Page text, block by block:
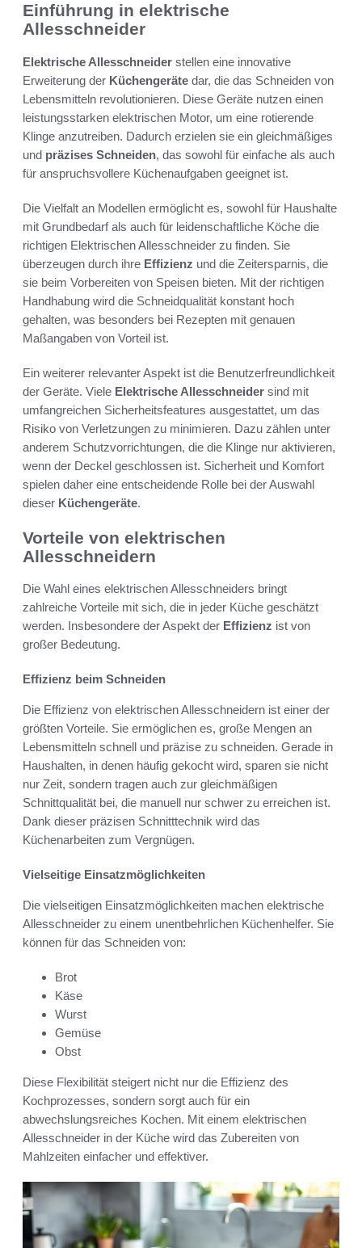
Einführung in elektrische
Allesschneider
Elektrische Allesschneider stellen eine innovative
Erweiterung der Küchengeräte dar, die das Schneiden von
Lebensmitteln revolutionieren. Diese Geräte nutzen einen
leistungsstarken elektrischen Motor, um eine rotierende
Klinge anzutreiben. Dadurch erzielen sie ein gleichmäßiges
und präzises Schneiden, das sowohl für einfache als auch
für anspruchsvollere Küchenaufgaben geeignet ist.
Die Vielfalt an Modellen ermöglicht es, sowohl für Haushalte
mit Grundbedarf als auch für leidenschaftliche Köche die
richtigen Elektrischen Allesschneider zu finden. Sie
überzeugen durch ihre Effizienz und die Zeitersparnis, die
sie beim Vorbereiten von Speisen bieten. Mit der richtigen
Handhabung wird die Schneidqualität konstant hoch
gehalten, was besonders bei Rezepten mit genauen
Maßangaben von Vorteil ist.
Ein weiterer relevanter Aspekt ist die Benutzerfreundlichkeit
der Geräte. Viele Elektrische Allesschneider sind mit
umfangreichen Sicherheitsfeatures ausgestattet, um das
Risiko von Verletzungen zu minimieren. Dazu zählen unter
anderem Schutzvorrichtungen, die die Klinge nur aktivieren,
wenn der Deckel geschlossen ist. Sicherheit und Komfort
spielen daher eine entscheidende Rolle bei der Auswahl
dieser Küchengeräte.
Vorteile von elektrischen
Allesschneidern
Die Wahl eines elektrischen Allesschneiders bringt
zahlreiche Vorteile mit sich, die in jeder Küche geschätzt
werden. Insbesondere der Aspekt der Effizienz ist von
großer Bedeutung.
Effizienz beim Schneiden
Die Effizienz von elektrischen Allesschneidern ist einer der
größten Vorteile. Sie ermöglichen es, große Mengen an
Lebensmitteln schnell und präzise zu schneiden. Gerade in
Haushalten, in denen häufig gekocht wird, sparen sie nicht
nur Zeit, sondern tragen auch zur gleichmäßigen
Schnittqualität bei, die manuell nur schwer zu erreichen ist.
Dank dieser präzisen Schnitttechnik wird das
Küchenarbeiten zum Vergnügen.
Vielseitige Einsatzmöglichkeiten
Die vielseitigen Einsatzmöglichkeiten machen elektrische
Allesschneider zu einem unentbehrlichen Küchenhelfer. Sie
können für das Schneiden von:
Brot
Käse
Wurst
Gemüse
Obst
Diese Flexibilität steigert nicht nur die Effizienz des
Kochprozesses, sondern sorgt auch für ein
abwechslungsreiches Kochen. Mit einem elektrischen
Allesschneider in der Küche wird das Zubereiten von
Mahlzeiten einfacher und effektiver.